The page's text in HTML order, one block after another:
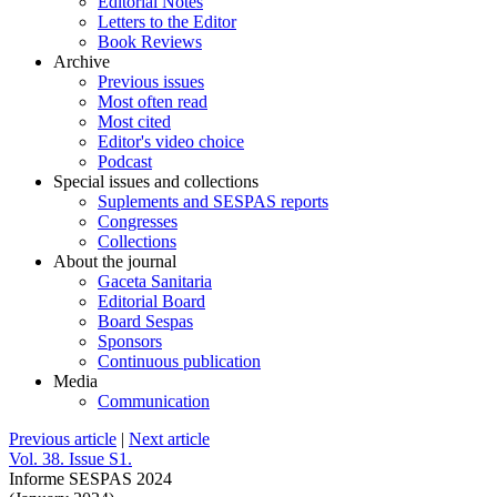
Letters to the Editor
Book Reviews
Archive
Previous issues
Most often read
Most cited
Editor's video choice
Podcast
Special issues and collections
Suplements and SESPAS reports
Congresses
Collections
About the journal
Gaceta Sanitaria
Editorial Board
Board Sespas
Sponsors
Continuous publication
Media
Communication
Previous article | Next article
Vol. 38. Issue S1.
Informe SESPAS 2024